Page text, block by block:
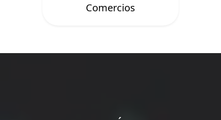
Comercios